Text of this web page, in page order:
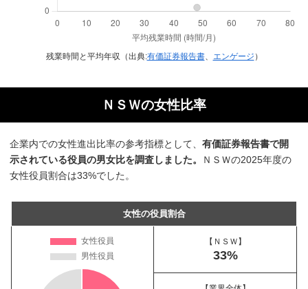
残業時間と平均年収（出典:有価証券報告書、 エンゲージ ）
ＮＳＷの女性比率
企業内での女性進出比率の参考指標として、有価証券報告書で開
示されている役員の男女比を調査しました。
ＮＳＷの2025年度の
女性役員割合は33%でした。
女性の役員割合
【ＮＳＷ】
33%